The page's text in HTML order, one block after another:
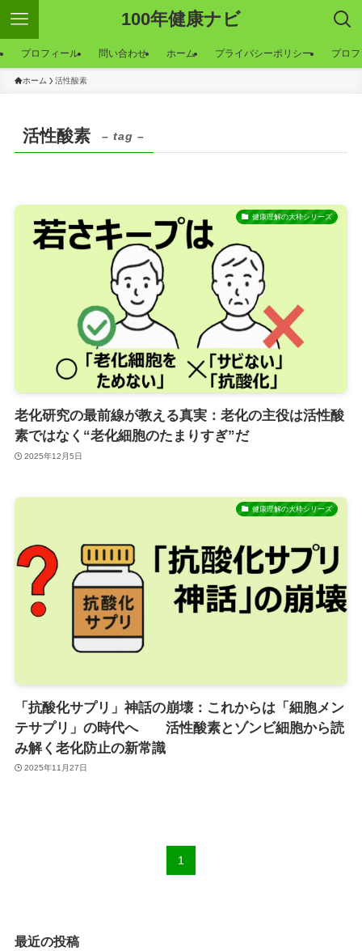
100年健康ナビ
プロフィール 問い合わせ ホーム プライバシーポリシー プロ
ホーム 活性酸素
活性酸素 – tag –
健康理解の大枠シリーズ
老化研究の最前線が教える真実：老化の主役は活性酸
素ではなく“老化細胞のたまりすぎ”だ
2025年12月5日
健康理解の大枠シリーズ
「抗酸化サプリ」神話の崩壊：これからは「細胞メン
テサプリ」の時代へ 活性酸素とゾンビ細胞から読
み解く老化防止の新常識
2025年11月27日
1
最近の投稿